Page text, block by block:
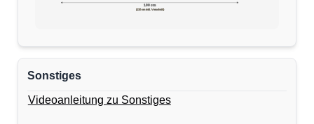
100 cm
(110 cm inkl. Verschnitt)
Sonstiges
Videoanleitung zu Sonstiges